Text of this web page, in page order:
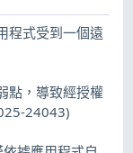
程式受到一個遠
點，導致經授權
24043)